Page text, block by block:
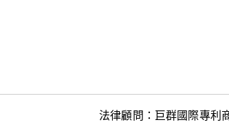
法律顧問：巨群國際專利